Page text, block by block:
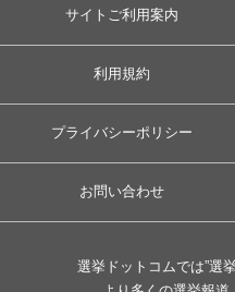
サイトご利用案内
利用規約
プライバシーポリシー
お問い合わせ
選挙ドットコムでは”選